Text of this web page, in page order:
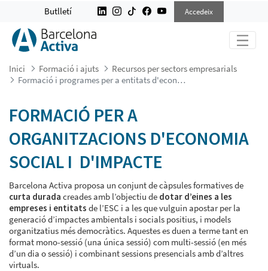
FORMACIÓ I PROGRAMES PER A
Butlletí Accedeix
Inici Formació i ajuts
Recursos per sectors empresarials
Formació i programes per a entitats d'economia social i d'impacte
FORMACIÓ PER A
ORGANITZACIONS D'ECONOMIA
SOCIAL I D'IMPACTE
Barcelona Activa proposa un conjunt de càpsules formatives de
curta durada creades amb l’objectiu de dotar d’eines a les
empreses i entitats de l’ESC i a les que vulguin apostar per la
generació d’impactes ambientals i socials positius, i models
organitzatius més democràtics. Aquestes es duen a terme tant en
format mono-sessió (una única sessió) com multi-sessió (en més
d’un dia o sessió) i combinant sessions presencials amb d’altres
virtuals.